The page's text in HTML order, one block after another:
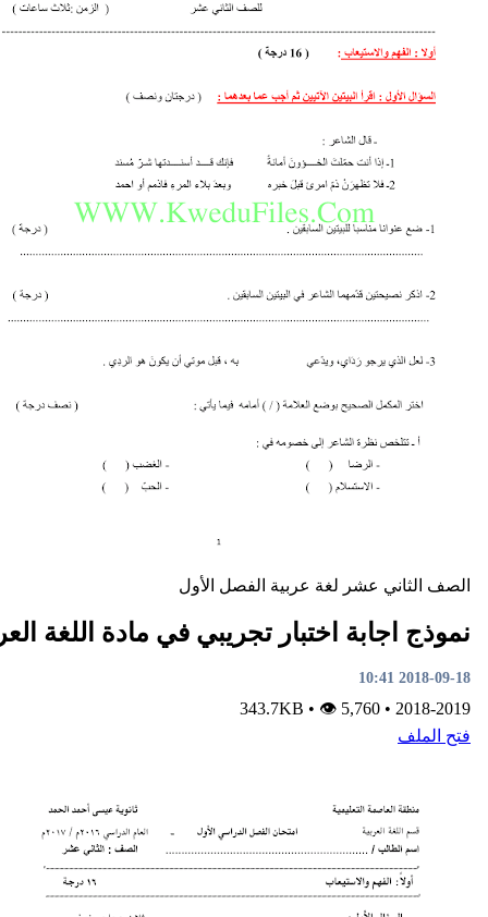
عشر لغة عربية الفصل الأول
اختبار تجريبي في مادة اللغة العربية
•👁 5,760